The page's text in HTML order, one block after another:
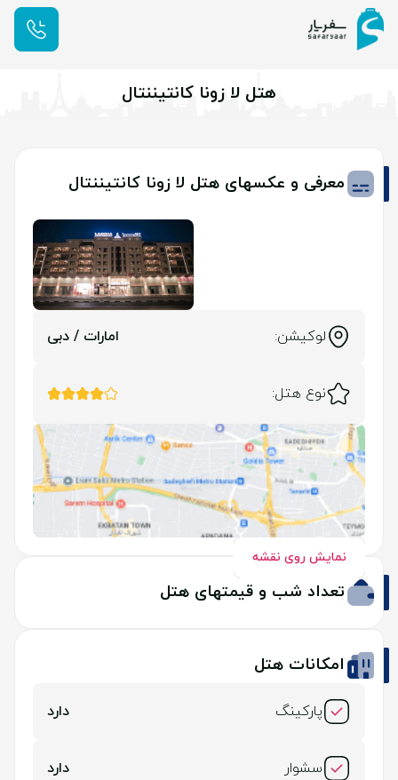
هتل لا زونا کانتیننتال
معرفی و عکسهای هتل لا زونا کانتیننتال
لوکیشن: امارات / دبی
نوع هتل:
نمایش روی نقشه
تعداد شب و قیمتهای هتل
امکانات هتل
پارکینگ دارد
سشوار دارد